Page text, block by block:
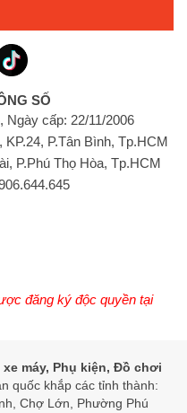
SỐ
cấp: 22/11/2006
P.Tân Bình, Tp.HCM
P.Phú Thọ Hòa, Tp.HCM
đăng ký độc quyền tại
xe máy, Phụ kiện, Đồ chơi
quốc khắp các tỉnh thành:
Chợ Lớn, Phường Phú